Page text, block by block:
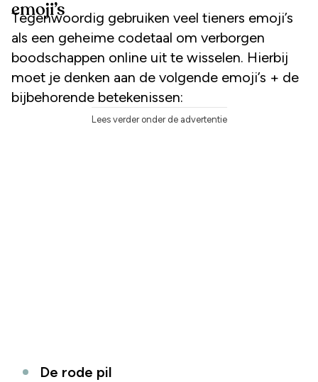
emoji’s
Tegenwoordig gebruiken veel tieners emoji’s
als een geheime codetaal om verborgen
boodschappen online uit te wisselen. Hierbij
moet je denken aan de volgende emoji’s + de
bijbehorende betekenissen:
Lees verder onder de advertentie
De rode pil